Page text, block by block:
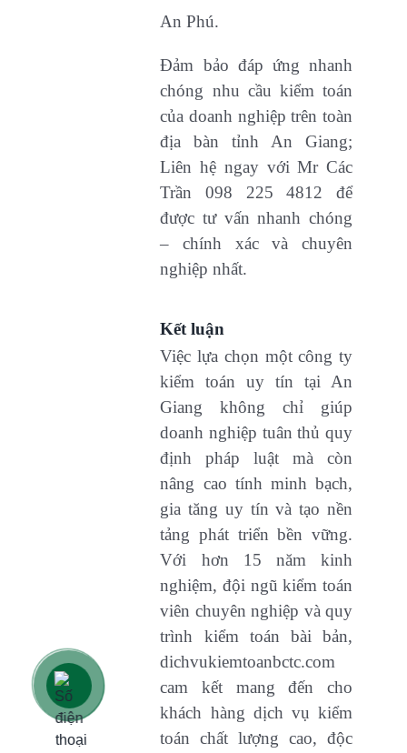
An Phú.
Đảm bảo đáp ứng nhanh
chóng nhu cầu kiểm toán
của doanh nghiệp trên toàn
địa bàn tỉnh An Giang;
Liên hệ ngay với Mr Các
Trần 098 225 4812 để
được tư vấn nhanh chóng
– chính xác và chuyên
nghiệp nhất.
Kết luận
Việc lựa chọn một công ty
kiểm toán uy tín tại An
Giang không chỉ giúp
doanh nghiệp tuân thủ quy
định pháp luật mà còn
nâng cao tính minh bạch,
gia tăng uy tín và tạo nền
tảng phát triển bền vững.
Với hơn 15 năm kinh
nghiệm, đội ngũ kiểm toán
viên chuyên nghiệp và quy
trình kiểm toán bài bản,
dichvukiemtoanbctc.com
cam kết mang đến cho
khách hàng dịch vụ kiểm
toán chất lượng cao, độc